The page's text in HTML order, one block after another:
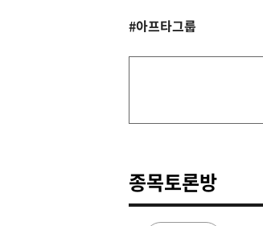
#아프타그룹
종목토론방